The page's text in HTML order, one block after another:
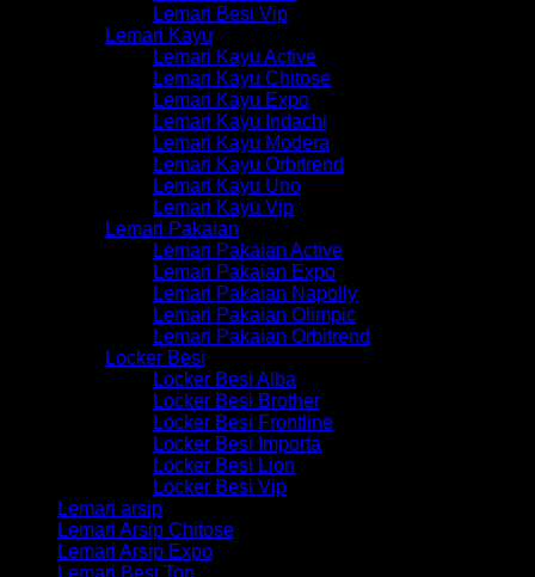
Lemari Besi Vip
Lemari Kayu
Lemari Kayu Active
Lemari Kayu Chitose
Lemari Kayu Expo
Lemari Kayu Indachi
Lemari Kayu Modera
Lemari Kayu Orbitrend
Lemari Kayu Uno
Lemari Kayu Vip
Lemari Pakaian
Lemari Pakaian Active
Lemari Pakaian Expo
Lemari Pakaian Napolly
Lemari Pakaian Olimpic
Lemari Pakaian Orbitrend
Locker Besi
Locker Besi Alba
Locker Besi Brother
Locker Besi Frontline
Locker Besi Importa
Locker Besi Lion
Locker Besi Vip
Lemari arsip
Lemari Arsip Chitose
Lemari Arsip Expo
Lemari Besi Top